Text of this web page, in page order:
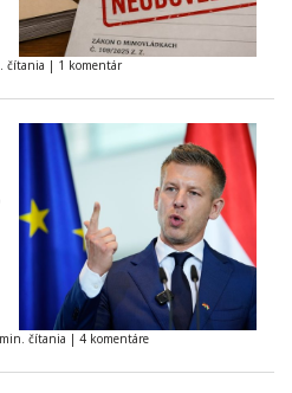
čítania | 1 komentár
čítania | 4 komentáre